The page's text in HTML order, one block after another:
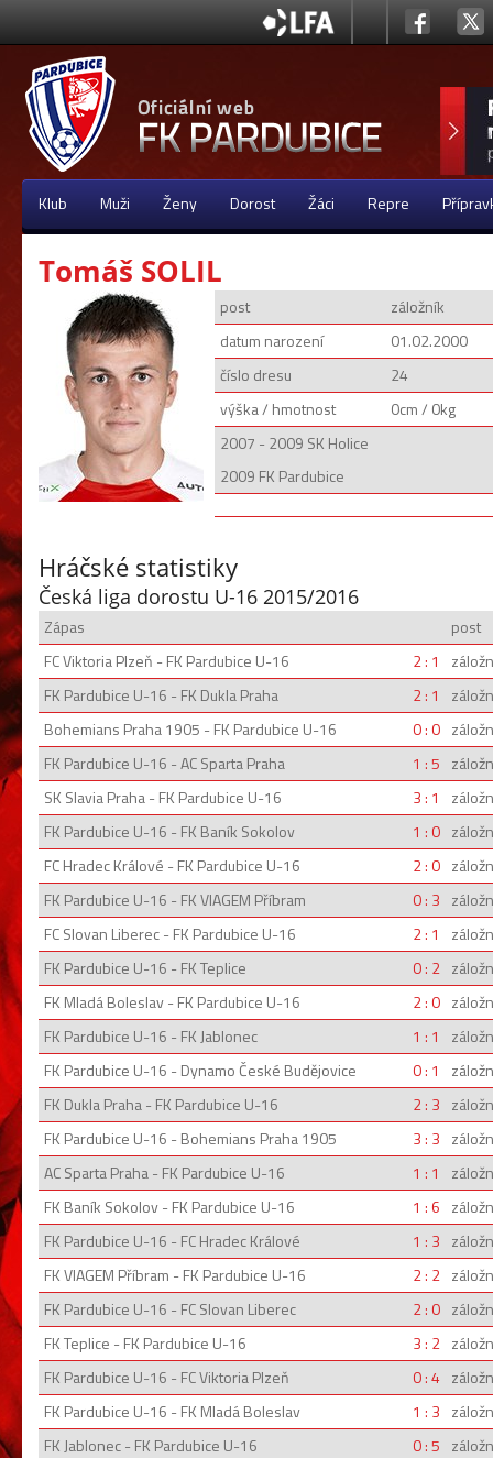
Klub Muži Ženy Dorost Žáci Repre
Tomáš SOLIL
post
záložník
datum narození
01.02.2000
číslo dresu
24
výška / hmotnost
0cm / 0kg
2007 - 2009 SK Holice
2009 FK Pardubice
Hráčské statistiky
Česká liga dorostu U-16 2015/2016
Zápas
post
FC Viktoria Plzeň - FK Pardubice U-16
2 : 1
FK Pardubice U-16 - FK Dukla Praha
2 : 1
Bohemians Praha 1905 - FK Pardubice U-16
0 : 0
FK Pardubice U-16 - AC Sparta Praha
1 : 5
SK Slavia Praha - FK Pardubice U-16
3 : 1
FK Pardubice U-16 - FK Baník Sokolov
1 : 0
FC Hradec Králové - FK Pardubice U-16
2 : 0
FK Pardubice U-16 - FK VIAGEM Příbram
0 : 3
FC Slovan Liberec - FK Pardubice U-16
2 : 1
FK Pardubice U-16 - FK Teplice
0 : 2
FK Mladá Boleslav - FK Pardubice U-16
2 : 0
FK Pardubice U-16 - FK Jablonec
1 : 1
FK Pardubice U-16 - Dynamo České Budějovice
0 : 1
FK Dukla Praha - FK Pardubice U-16
2 : 3
FK Pardubice U-16 - Bohemians Praha 1905
3 : 3
AC Sparta Praha - FK Pardubice U-16
1 : 1
FK Baník Sokolov - FK Pardubice U-16
1 : 6
FK Pardubice U-16 - FC Hradec Králové
1 : 3
FK VIAGEM Příbram - FK Pardubice U-16
2 : 2
FK Pardubice U-16 - FC Slovan Liberec
2 : 0
FK Teplice - FK Pardubice U-16
3 : 2
FK Pardubice U-16 - FC Viktoria Plzeň
0 : 4
FK Pardubice U-16 - FK Mladá Boleslav
1 : 3
FK Jablonec - FK Pardubice U-16
0 : 5